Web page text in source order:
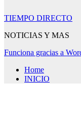
TIEMPO DIRECTO
NOTICIAS Y MAS
Funciona gracias a
Home
INICIO